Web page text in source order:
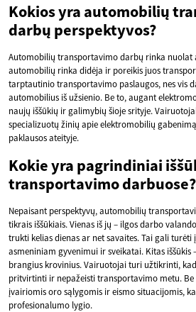
Kokios yra automobilių
darbų perspektyvos?
Automobilių transportavimo darbų rinka nuolat
automobilių rinka didėja ir poreikis juos
tarptautinio transportavimo paslaugos, nes vis
automobilius iš užsienio. Be to, augant
naujų iššūkių ir galimybių šioje srityje.
specializuotų žinių apie elektromobilių
paklausos ateityje.
Kokie yra pagrindiniai
transportavimo darbuose?
Nepaisant perspektyvų, automobilių
tikrais iššūkiais. Vienas iš jų – ilgos darbo
trukti kelias dienas ar net savaites. Tai gali
asmeniniam gyvenimui ir sveikatai. Kitas iššūkis
brangius krovinius. Vairuotojai turi užtikrinti,
pritvirtinti ir nepažeisti transportavimo metu. Be
įvairiomis oro sąlygomis ir eismo situacijomis,
profesionalumo lygio.